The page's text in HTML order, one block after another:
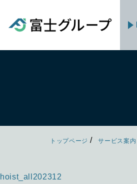
トップページ サービス案内
hoist_all202312